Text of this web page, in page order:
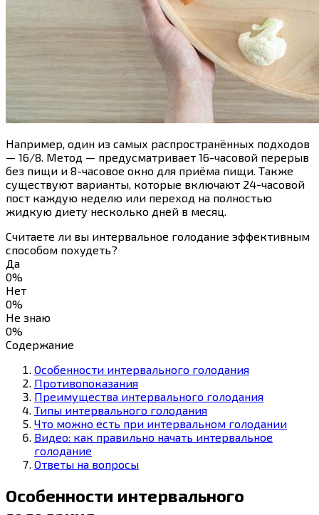
Например, один из самых распространённых подходов
— 16/8. Метод — предусматривает 16-часовой перерыв
без пищи и 8-часовое окно для приёма пищи. Также
существуют варианты, которые включают 24-часовой
пост каждую неделю или переход на полностью
жидкую диету несколько дней в месяц.
Считаете ли вы интервальное голодание эффективным
способом похудеть?
Да
0%
Нет
0%
Не знаю
0%
Содержание
Особенности интервального голодания
Противопоказания
Преимущества интервального голодания
Типы интервального голодания
Что можно есть при интервальном голодании
Видео: как правильно начать интервальное
голодание
Ответы на вопросы
Особенности интервального